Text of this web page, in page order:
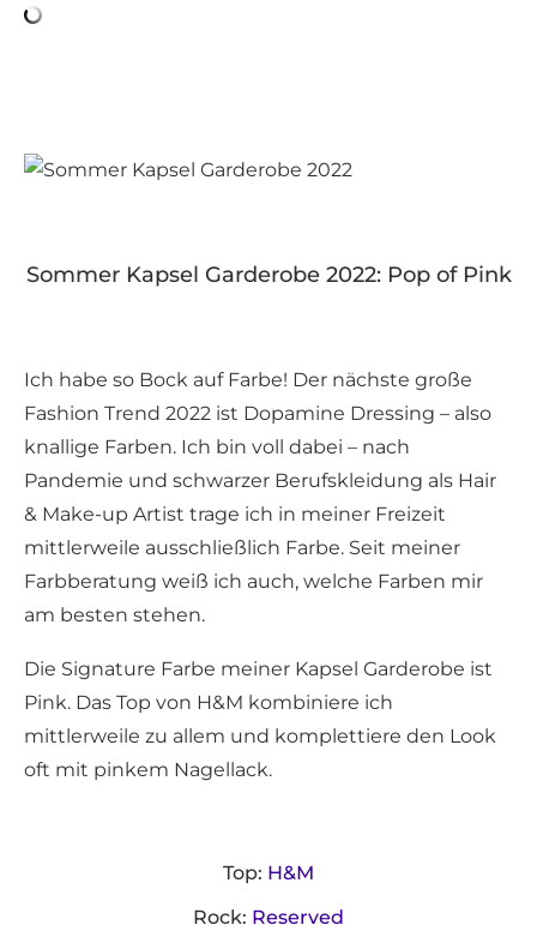
Sommer Kapsel Garderobe 2022: Pop of Pink
Ich habe so Bock auf Farbe! Der nächste große
Fashion Trend 2022 ist Dopamine Dressing – also
knallige Farben. Ich bin voll dabei – nach
Pandemie und schwarzer Berufskleidung als Hair
& Make-up Artist trage ich in meiner Freizeit
mittlerweile ausschließlich Farbe. Seit meiner
Farbberatung weiß ich auch, welche Farben mir
am besten stehen.
Die Signature Farbe meiner Kapsel Garderobe ist
Pink. Das Top von H&M kombiniere ich
mittlerweile zu allem und komplettiere den Look
oft mit pinkem Nagellack.
Top: H&M
Rock: Reserved